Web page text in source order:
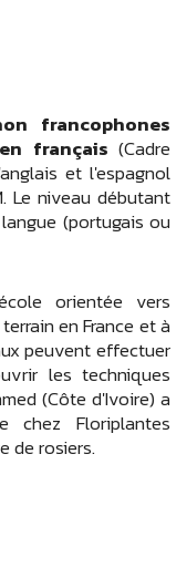
francophones
français (Cadre
et l'espagnol
Le niveau débutant
(portugais ou
orientée vers
en France et à
peuvent effectuer
les techniques
(Côte d'Ivoire) a
chez Floriplantes
de rosiers.